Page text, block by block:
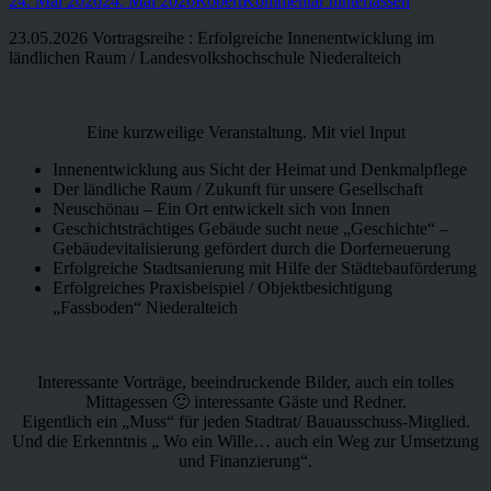
23.05.2026 Vortragsreihe : Erfolgreiche Innenentwicklung im
ländlichen Raum / Landesvolkshochschule Niederalteich
Eine kurzweilige Veranstaltung. Mit viel Input
Innenentwicklung aus Sicht der Heimat und Denkmalpflege
Der ländliche Raum / Zukunft für unsere Gesellschaft
Neuschönau – Ein Ort entwickelt sich von Innen
Geschichtsträchtiges Gebäude sucht neue „Geschichte“ –
Gebäudevitalisierung gefördert durch die Dorferneuerung
Erfolgreiche Stadtsanierung mit Hilfe der Städtebauförderung
Erfolgreiches Praxisbeispiel / Objektbesichtigung
„Fassboden“ Niederalteich
Interessante Vorträge, beeindruckende Bilder, auch ein tolles
Mittagessen 🙂 interessante Gäste und Redner.
Eigentlich ein „Muss“ für jeden Stadtrat/ Bauausschuss-Mitglied.
Und die Erkenntnis „ Wo ein Wille… auch ein Weg zur Umsetzung
und Finanzierung“.